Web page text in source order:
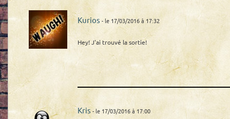
Kurios - le 17/03/2016 à 17:32
Hey! J'ai trouvé la sortie!
Kris - le 17/03/2016 à 17:00